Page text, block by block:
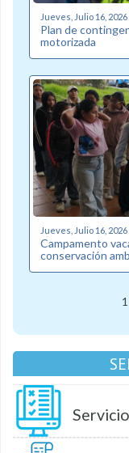
Jueves, Julio 16, 2026
Plan de
motorizada
Jueves, Julio 16, 2026
Campamento
conservación